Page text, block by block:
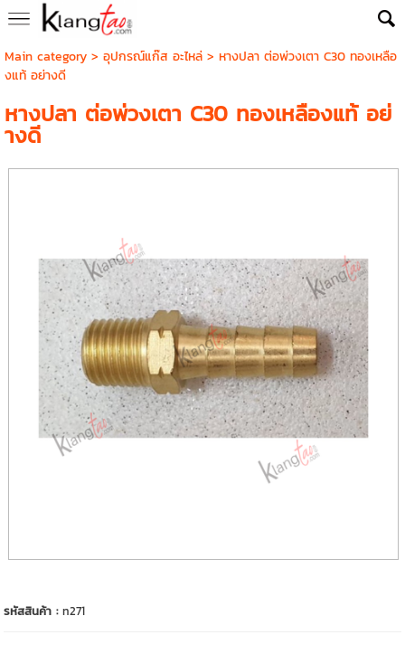
Main category> อุปกรณ์แก๊ส อะไหล่> หางปลา ต่อพ่วงเตา C30 ทองเหลือ
งแท้ อย่างดี
หางปลา ต่อพ่วงเตา C30 ทองเหลืองแท้ อย่
างดี
รหัสสินค้า :n271